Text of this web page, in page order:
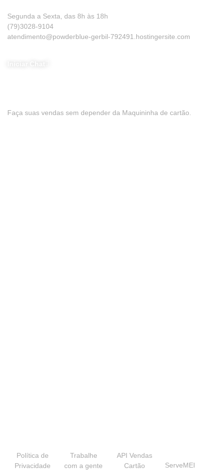
Segunda a Sexta, das 8h às 18h
(79)3028-9104
atendimento@powderblue-gerbil-792491.hostingersite.com
Faça suas vendas sem depender da Maquininha de cartão.
Política de
Privacidade
Trabalhe
com a gente
API Vendas
Cartão
ServeMEI